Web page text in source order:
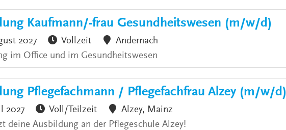
Kaufmann/-frau Gesundheitswesen (m/w/d)
2027 Vollzeit
Andernach
im Office und im Gesundheitswesen
Pflegefachmann / Pflegefachfrau Alzey (m/w/d)
2027 Voll/Teilzeit
Alzey, Mainz
deine Ausbildung an der Pflegeschule Alzey!